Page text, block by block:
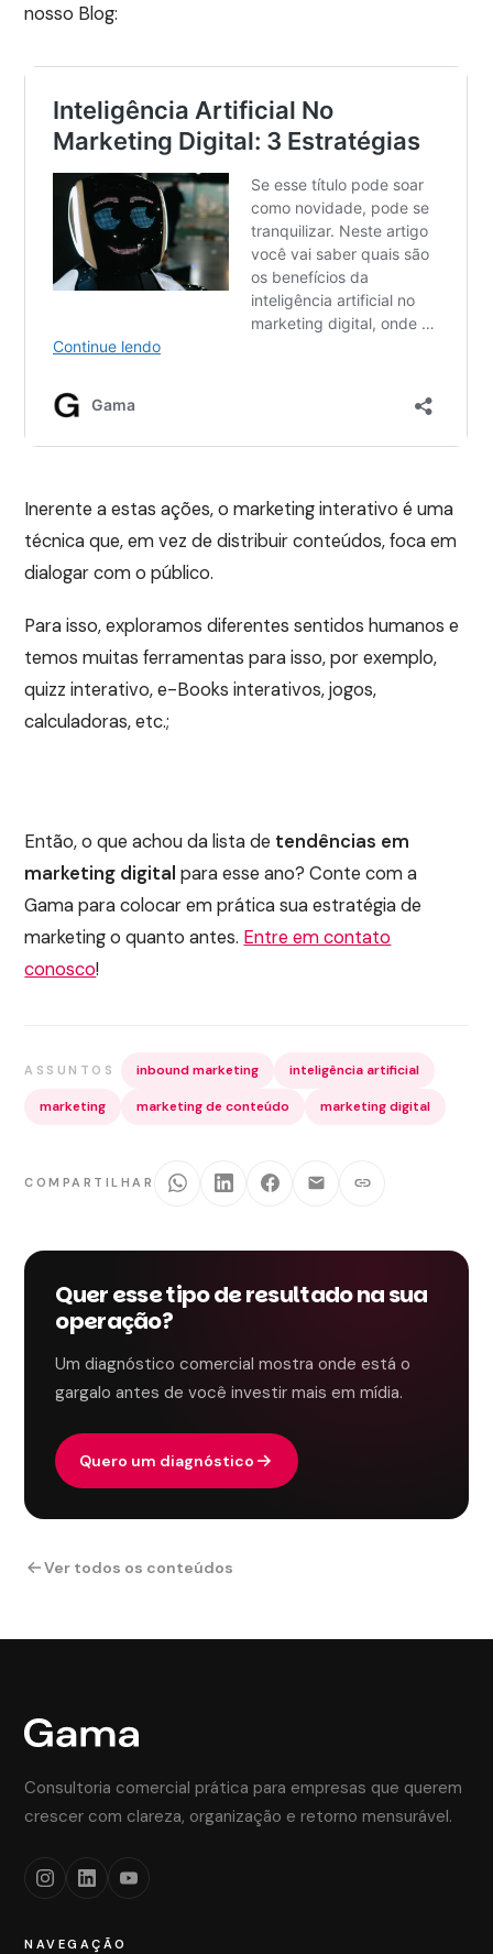
nosso Blog:
Inerente a estas ações, o marketing interativo é uma
técnica que, em vez de distribuir conteúdos, foca em
dialogar com o público.
Para isso, exploramos diferentes sentidos humanos e
temos muitas ferramentas para isso, por exemplo,
quizz interativo, e-Books interativos, jogos,
calculadoras, etc.;
Então, o que achou da lista de tendências em
marketing digitalpara esse ano? Conte com a
Gama para colocar em prática sua estratégia de
marketing o quanto antes. Entre em contato
conosco!
ASSUNTOS inbound marketing inteligência artificial
marketing marketing de conteúdo marketing digital
COMPARTILHAR
Quer esse tipo de resultado na sua
operação?
Um diagnóstico comercial mostra onde está o
gargalo antes de você investir mais em mídia.
Quero um diagnóstico
Ver todos os conteúdos
Consultoria comercial prática para empresas que querem
crescer com clareza, organização e retorno mensurável.
NAVEGAÇÃO